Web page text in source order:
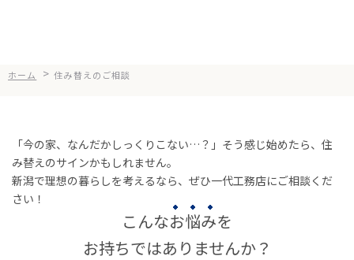
会社案内
健康経営
コンセプト
ホーム > 住み替えのご相談
「今の家、なんだかしっくりこない…？」そう感じ始めたら、住
み替えのサインかもしれません。
新潟で理想の暮らしを考えるなら、ぜひ一代工務店にご相談くだ
さい！
こんなお悩みを
お持ちではありませんか？